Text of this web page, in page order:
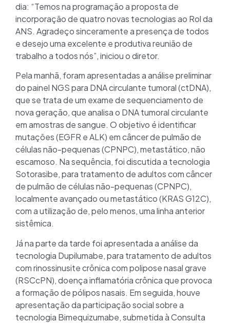
dia: “Temos na programação a proposta de
incorporação de quatro novas tecnologias ao Rol da
ANS. Agradeço sinceramente a presença de todos
e desejo uma excelente e produtiva reunião de
trabalho a todos nós”, iniciou o diretor.
Pela manhã, foram apresentadas a análise preliminar
do painel NGS para DNA circulante tumoral (ctDNA),
que se trata de um exame de sequenciamento de
nova geração, que analisa o DNA tumoral circulante
em amostras de sangue. O objetivo é identificar
mutações (EGFR e ALK) em câncer de pulmão de
células não-pequenas (CPNPC), metastático, não
escamoso. Na sequência, foi discutida a tecnologia
Sotorasibe, para tratamento de adultos com câncer
de pulmão de células não-pequenas (CPNPC),
localmente avançado ou metastático (KRAS G12C),
com a utilização de, pelo menos, uma linha anterior
sistêmica.
Já na parte da tarde foi apresentada a análise da
tecnologia Dupilumabe, para tratamento de adultos
com rinossinusite crônica com polipose nasal grave
(RSCcPN), doença inflamatória crônica que provoca
a formação de pólipos nasais. Em seguida, houve
apresentação da participação social sobre a
tecnologia Bimequizumabe, submetida à Consulta